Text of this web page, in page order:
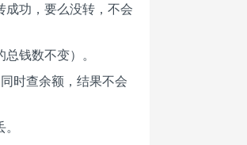
成功，要么没转，不会
钱数不变）。
时查余额，结果不会